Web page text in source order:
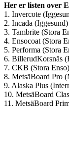
Her er listen over
1. Invercote
2. Incada (Iggesund)
3. Tambrite (Stora
4. Ensocoat (Stora
5. Performa (Stora
6. BillerudKorsnäs
7. CKB (Stora
8. MetsäBoard Pro
9. Alaska Plus
10. MetsäBoard
11. MetsäBoard